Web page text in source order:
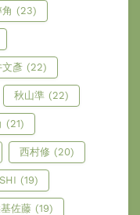
(23)
文彥 (22)
秋山準 (22)
(21)
西村修 (20)
(19)
佐藤 (19)